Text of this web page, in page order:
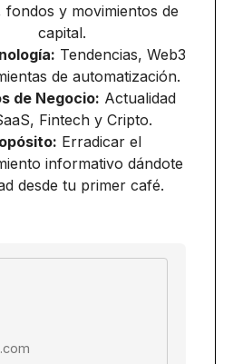
fondos y movimientos de
capital.
Tendencias, Web3
de automatización.
de Negocio: Actualidad
Fintech y Cripto.
Erradicar el
informativo dándote
desde tu primer café.